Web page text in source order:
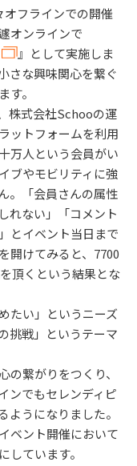
オフラインでの開催
オンラインで
』として実施しま
さな興味関心を繋ぐ
す。
式会社Schooの運
ットフォームを利用
万人という会員がい
ブやモビリティに強
。「会員さんの属性
れない」「コメント
とイベント当日まで
開けてみると、7700
頂くという結果とな
たい」というニーズ
挑戦」というテーマ
繋がりをつくり、
ンでもセレンディピ
ようになりました。
ベント開催において
しています。